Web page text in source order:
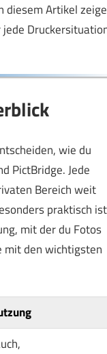
diesem Artikel zeige
wie du
PictBridge. Jede
Bereich weit
praktisch
mit der du Fotos
mit den wichtigsten